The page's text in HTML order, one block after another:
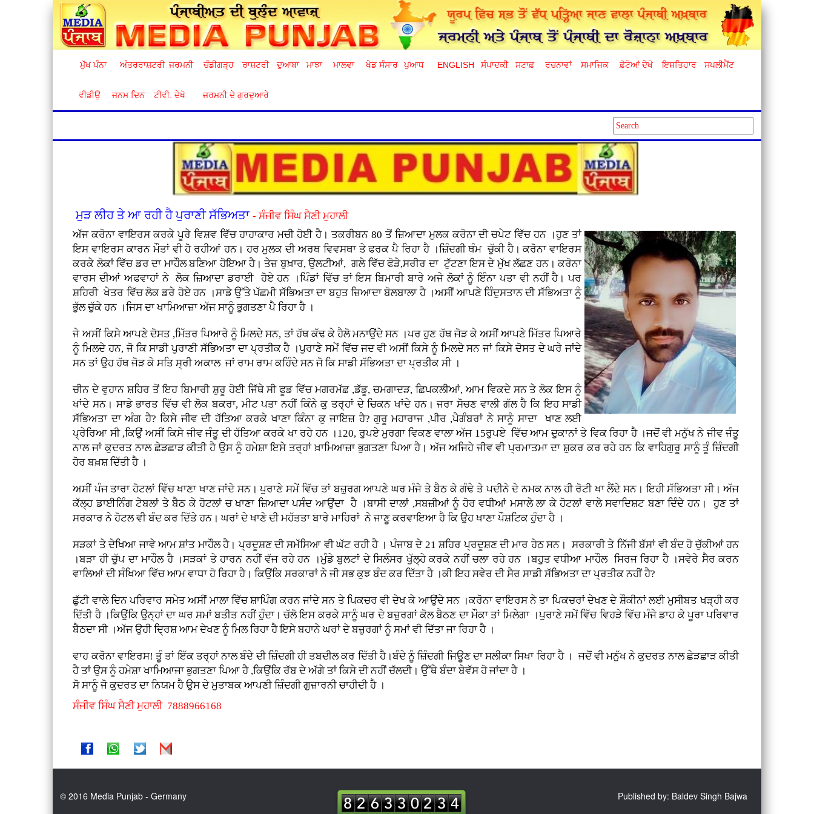
ਮੁੱਖ ਪੰਨਾ ਅੰਤਰਰਾਸ਼ਟਰੀ ਜਰਮਨੀ ਚੰਡੀਗੜ੍ਹ ਰਾਸ਼ਟਰੀ ਦੁਆਬਾ ਮਾਝਾ ਮਾਲਵਾ ਖੇਡ ਸੰਸਾਰ ਪੁਆਧ ENGLISH ਸੰਪਾਦਕੀ ਸਟਾਫ਼ ਰਚਨਾਵਾਂ ਸਮਾਜਿਕ ਫ਼ੋਟੋਆਂ ਦੇਖੋ ਇਸ਼ਤਿਹਾਰ ਸਪਲੀਮੈਂਟ
ਵੀਡੀਉ ਜਨਮ ਦਿਨ ਟੀਵੀ. ਦੇਖੋ ਜਰਮਨੀ ਦੇ ਗੁਰਦੁਆਰੇ
ਮੁੜ ਲੀਹ ਤੇ ਆ ਰਹੀ ਹੈ ਪੁਰਾਣੀ ਸੱਭਿਅਤਾ- ਸੰਜੀਵ ਸਿੰਘ ਸੈਣੀ ਮੁਹਾਲੀ
ਅੱਜ ਕਰੋਨਾ ਵਾਇਰਸ ਕਰਕੇ ਪੂਰੇ ਵਿਸ਼ਵ ਵਿੱਚ ਹਾਹਾਕਾਰ ਮਚੀ ਹੋਈ ਹੈ। ਤਕਰੀਬਨ 80 ਤੋਂ ਜ਼ਿਆਦਾ ਮੁਲਕ ਕਰੋਨਾ ਦੀ ਚਪੇਟ ਵਿੱਚ ਹਨ ।ਹੁਣ ਤਾਂ
ਇਸ ਵਾਇਰਸ ਕਾਰਨ ਮੌਤਾਂ ਵੀ ਹੋ ਰਹੀਆਂ ਹਨ। ਹਰ ਮੁਲਕ ਦੀ ਅਰਥ ਵਿਵਸਥਾ ਤੇ ਫਰਕ ਪੈ ਰਿਹਾ ਹੈ ।ਜ਼ਿੰਦਗੀ ਥੰਮ ਚੁੱਕੀ ਹੈ। ਕਰੋਨਾ ਵਾਇਰਸ
ਕਰਕੇ ਲੋਕਾਂ ਵਿੱਚ ਡਰ ਦਾ ਮਾਹੌਲ ਬਣਿਆ ਹੋਇਆ ਹੈ। ਤੇਜ਼ ਬੁਖ਼ਾਰ, ਉਲਟੀਆਂ, ਗਲੇ ਵਿੱਚ ਫੋੜੇ,ਸਰੀਰ ਦਾ ਟੁੱਟਣਾ ਇਸ ਦੇ ਮੁੱਖ ਲੱਛਣ ਹਨ। ਕਰੋਨਾ
ਵਾਰਸ ਦੀਆਂ ਅਫਵਾਹਾਂ ਨੇ ਲੋਕ ਜ਼ਿਆਦਾ ਡਰਾਈ ਹੋਏ ਹਨ ।ਪਿੰਡਾਂ ਵਿੱਚ ਤਾਂ ਇਸ ਬਿਮਾਰੀ ਬਾਰੇ ਅਜੇ ਲੋਕਾਂ ਨੂੰ ਇੰਨਾ ਪਤਾ ਵੀ ਨਹੀਂ ਹੈ। ਪਰ
ਸ਼ਹਿਰੀ ਖੇਤਰ ਵਿੱਚ ਲੋਕ ਡਰੇ ਹੋਏ ਹਨ ।ਸਾਡੇ ਉੱਤੇ ਪੱਛਮੀ ਸੱਭਿਅਤਾ ਦਾ ਬਹੁਤ ਜ਼ਿਆਦਾ ਬੋਲਬਾਲਾ ਹੈ ।ਅਸੀਂ ਆਪਣੇ ਹਿੰਦੁਸਤਾਨ ਦੀ ਸੱਭਿਅਤਾ ਨੂੰ
ਭੁੱਲ ਚੁੱਕੇ ਹਨ ।ਜਿਸ ਦਾ ਖਾਮਿਆਜ਼ਾ ਅੱਜ ਸਾਨੂੰ ਭੁਗਤਣਾ ਪੈ ਰਿਹਾ ਹੈ ।
ਜੇ ਅਸੀਂ ਕਿਸੇ ਆਪਣੇ ਦੋਸਤ ,ਮਿੱਤਰ ਪਿਆਰੇ ਨੂੰ ਮਿਲਦੇ ਸਨ, ਤਾਂ ਹੱਥ ਕੱਢ ਕੇ ਹੈਲੋ ਮਨਾਉਂਦੇ ਸਨ ।ਪਰ ਹੁਣ ਹੱਥ ਜੋੜ ਕੇ ਅਸੀਂ ਆਪਣੇ ਮਿੱਤਰ ਪਿਆਰੇ
ਨੂੰ ਮਿਲਦੇ ਹਨ, ਜੋ ਕਿ ਸਾਡੀ ਪੁਰਾਣੀ ਸੱਭਿਅਤਾ ਦਾ ਪ੍ਰਤੀਕ ਹੈ ।ਪੁਰਾਣੇ ਸਮੇਂ ਵਿੱਚ ਜਦ ਵੀ ਅਸੀਂ ਕਿਸੇ ਨੂੰ ਮਿਲਦੇ ਸਨ ਜਾਂ ਕਿਸੇ ਦੋਸਤ ਦੇ ਘਰੇ ਜਾਂਦੇ
ਸਨ ਤਾਂ ਉਹ ਹੱਥ ਜੋੜ ਕੇ ਸਤਿ ਸ੍ਰੀ ਅਕਾਲ ਜਾਂ ਰਾਮ ਰਾਮ ਕਹਿੰਦੇ ਸਨ ਜੋ ਕਿ ਸਾਡੀ ਸੱਭਿਅਤਾ ਦਾ ਪ੍ਰਤੀਕ ਸੀ ।
ਚੀਨ ਦੇ ਵੁਹਾਨ ਸ਼ਹਿਰ ਤੋਂ ਇਹ ਬਿਮਾਰੀ ਸ਼ੁਰੂ ਹੋਈ ਜਿੱਥੇ ਸੀ ਫੂਡ ਵਿੱਚ ਮਗਰਮੱਛ ,ਡੱਡੂ, ਚਮਗਾਦੜ, ਛਿਪਕਲੀਆਂ, ਆਮ ਵਿਕਦੇ ਸਨ ਤੇ ਲੋਕ ਇਸ ਨੂੰ
ਖਾਂਦੇ ਸਨ। ਸਾਡੇ ਭਾਰਤ ਵਿੱਚ ਵੀ ਲੋਕ ਬਕਰਾ, ਮੀਟ ਪਤਾ ਨਹੀਂ ਕਿੰਨੇ ਕੁ ਤਰ੍ਹਾਂ ਦੇ ਚਿਕਨ ਖਾਂਦੇ ਹਨ। ਜਰਾ ਸੋਚਣ ਵਾਲੀ ਗੱਲ ਹੈ ਕਿ ਇਹ ਸਾਡੀ
ਸੱਭਿਅਤਾ ਦਾ ਅੰਗ ਹੈ? ਕਿਸੇ ਜੀਵ ਦੀ ਹੱਤਿਆ ਕਰਕੇ ਖਾਣਾ ਕਿੰਨਾ ਕੁ ਜਾਇਜ਼ ਹੈ? ਗੁਰੂ ਮਹਾਰਾਜ ,ਪੀਰ ,ਪੈਗੰਬਰਾਂ ਨੇ ਸਾਨੂੰ ਸਾਦਾ ਖਾਣ ਲਈ
ਪ੍ਰੇਰਿਆ ਸੀ ,ਕਿਉਂ ਅਸੀਂ ਕਿਸੇ ਜੀਵ ਜੰਤੂ ਦੀ ਹੱਤਿਆ ਕਰਕੇ ਖਾ ਰਹੇ ਹਨ ।120, ਰੁਪਏ ਮੁਰਗਾ ਵਿਕਣ ਵਾਲਾ ਅੱਜ 15ਰੁਪਏ ਵਿੱਚ ਆਮ ਦੁਕਾਨਾਂ ਤੇ ਵਿਕ ਰਿਹਾ ਹੈ ।ਜਦੋਂ ਵੀ ਮਨੁੱਖ ਨੇ ਜੀਵ ਜੰਤੂ
ਨਾਲ ਜਾਂ ਕੁਦਰਤ ਨਾਲ ਛੇੜਛਾੜ ਕੀਤੀ ਹੈ ਉਸ ਨੂੰ ਹਮੇਸ਼ਾ ਇਸੇ ਤਰ੍ਹਾਂ ਖ਼ਾਮਿਆਜ਼ਾ ਭੁਗਤਣਾ ਪਿਆ ਹੈ। ਅੱਜ ਅਜਿਹੇ ਜੀਵ ਵੀ ਪ੍ਰਮਾਤਮਾ ਦਾ ਸ਼ੁਕਰ ਕਰ ਰਹੇ ਹਨ ਕਿ ਵਾਹਿਗੁਰੂ ਸਾਨੂੰ ਤੂੰ ਜ਼ਿੰਦਗੀ
ਹੋਰ ਬਖ਼ਸ਼ ਦਿੱਤੀ ਹੈ ।
ਅਸੀਂ ਪੰਜ ਤਾਰਾ ਹੋਟਲਾਂ ਵਿੱਚ ਖਾਣਾ ਖਾਣ ਜਾਂਦੇ ਸਨ। ਪੁਰਾਣੇ ਸਮੇਂ ਵਿੱਚ ਤਾਂ ਬਜ਼ੁਰਗ ਆਪਣੇ ਘਰ ਮੰਜੇ ਤੇ ਬੈਠ ਕੇ ਗੰਢੇ ਤੇ ਪਦੀਨੇ ਦੇ ਨਮਕ ਨਾਲ ਹੀ ਰੋਟੀ ਖਾ ਲੈਂਦੇ ਸਨ। ਇਹੀ ਸੱਭਿਅਤਾ ਸੀ। ਅੱਜ
ਕੱਲ੍ਹ ਡਾਈਨਿੰਗ ਟੇਬਲਾਂ ਤੇ ਬੈਠ ਕੇ ਹੋਟਲਾਂ ਚ ਖਾਣਾ ਜ਼ਿਆਦਾ ਪਸੰਦ ਆਉਂਦਾ ਹੈ ।ਬਾਸੀ ਦਾਲਾਂ ,ਸਬਜ਼ੀਆਂ ਨੂੰ ਹੋਰ ਵਧੀਆਂ ਮਸਾਲੇ ਲਾ ਕੇ ਹੋਟਲਾਂ ਵਾਲੇ ਸਵਾਦਿਸ਼ਟ ਬਣਾ ਦਿੰਦੇ ਹਨ। ਹੁਣ ਤਾਂ
ਸਰਕਾਰ ਨੇ ਹੋਟਲ ਵੀ ਬੰਦ ਕਰ ਦਿੱਤੇ ਹਨ। ਘਰਾਂ ਦੇ ਖਾਣੇ ਦੀ ਮਹੱਤਤਾ ਬਾਰੇ ਮਾਹਿਰਾਂ ਨੇ ਜਾਣੂ ਕਰਵਾਇਆ ਹੈ ਕਿ ਉਹ ਖਾਣਾ ਪੌਸ਼ਟਿਕ ਹੁੰਦਾ ਹੈ ।
ਸੜਕਾਂ ਤੇ ਦੇਖਿਆ ਜਾਵੇ ਆਮ ਸ਼ਾਂਤ ਮਾਹੌਲ ਹੈ। ਪ੍ਰਦੂਸ਼ਣ ਦੀ ਸਮੱਸਿਆ ਵੀ ਘੱਟ ਰਹੀ ਹੈ । ਪੰਜਾਬ ਦੇ 21 ਸ਼ਹਿਰ ਪ੍ਰਦੂਸ਼ਣ ਦੀ ਮਾਰ ਹੇਠ ਸਨ। ਸਰਕਾਰੀ ਤੇ ਨਿੱਜੀ ਬੱਸਾਂ ਵੀ ਬੰਦ ਹੋ ਚੁੱਕੀਆਂ ਹਨ
।ਬੜਾ ਹੀ ਚੁੱਪ ਦਾ ਮਾਹੌਲ ਹੈ ।ਸੜਕਾਂ ਤੇ ਹਾਰਨ ਨਹੀਂ ਵੱਜ ਰਹੇ ਹਨ ।ਮੁੰਡੇ ਬੁਲਟਾਂ ਦੇ ਸਿਲੰਸਰ ਖੁੱਲ੍ਹੇ ਕਰਕੇ ਨਹੀਂ ਚਲਾ ਰਹੇ ਹਨ ।ਬਹੁਤ ਵਧੀਆ ਮਾਹੌਲ ਸਿਰਜ ਰਿਹਾ ਹੈ ।ਸਵੇਰੇ ਸੈਰ ਕਰਨ
ਵਾਲਿਆਂ ਦੀ ਸੰਖਿਆ ਵਿੱਚ ਆਮ ਵਾਧਾ ਹੋ ਰਿਹਾ ਹੈ। ਕਿਉਂਕਿ ਸਰਕਾਰਾਂ ਨੇ ਜੀ ਸਭ ਕੁਝ ਬੰਦ ਕਰ ਦਿੱਤਾ ਹੈ ।ਕੀ ਇਹ ਸਵੇਰ ਦੀ ਸੈਰ ਸਾਡੀ ਸੱਭਿਅਤਾ ਦਾ ਪ੍ਰਤੀਕ ਨਹੀਂ ਹੈ?
ਛੁੱਟੀ ਵਾਲੇ ਦਿਨ ਪਰਿਵਾਰ ਸਮੇਤ ਅਸੀਂ ਮਾਲਾ ਵਿੱਚ ਸ਼ਾਪਿੰਗ ਕਰਨ ਜਾਂਦੇ ਸਨ ਤੇ ਪਿਕਚਰ ਵੀ ਦੇਖ ਕੇ ਆਉਂਦੇ ਸਨ ।ਕਰੋਨਾ ਵਾਇਰਸ ਨੇ ਤਾ ਪਿਕਚਰਾਂ ਦੇਖਣ ਦੇ ਸ਼ੌਕੀਨਾਂ ਲਈ ਮੁਸੀਬਤ ਖੜ੍ਹੀ ਕਰ
ਦਿੱਤੀ ਹੈ ।ਕਿਉਂਕਿ ਉਨ੍ਹਾਂ ਦਾ ਘਰ ਸਮਾਂ ਬਤੀਤ ਨਹੀਂ ਹੁੰਦਾ। ਚੱਲੋ ਇਸ ਕਰਕੇ ਸਾਨੂੰ ਘਰ ਦੇ ਬਜ਼ੁਰਗਾਂ ਕੋਲ ਬੈਠਣ ਦਾ ਮੌਕਾ ਤਾਂ ਮਿਲੇਗਾ ।ਪੁਰਾਣੇ ਸਮੇਂ ਵਿੱਚ ਵਿਹੜੇ ਵਿੱਚ ਮੰਜੇ ਡਾਹ ਕੇ ਪੂਰਾ ਪਰਿਵਾਰ
ਬੈਠਦਾ ਸੀ ।ਅੱਜ ਉਹੀ ਦ੍ਰਿਸ਼ ਆਮ ਦੇਖਣ ਨੂੰ ਮਿਲ ਰਿਹਾ ਹੈ ਇਸੇ ਬਹਾਨੇ ਘਰਾਂ ਦੇ ਬਜ਼ੁਰਗਾਂ ਨੂੰ ਸਮਾਂ ਵੀ ਦਿੱਤਾ ਜਾ ਰਿਹਾ ਹੈ ।
ਵਾਹ ਕਰੋਨਾ ਵਾਇਰਸ! ਤੂੰ ਤਾਂ ਇੱਕ ਤਰ੍ਹਾਂ ਨਾਲ ਬੰਦੇ ਦੀ ਜ਼ਿੰਦਗੀ ਹੀ ਤਬਦੀਲ ਕਰ ਦਿੱਤੀ ਹੈ।ਬੰਦੇ ਨੂੰ ਜ਼ਿੰਦਗੀ ਜਿਊਣ ਦਾ ਸਲੀਕਾ ਸਿਖਾ ਰਿਹਾ ਹੈ । ਜਦੋਂ ਵੀ ਮਨੁੱਖ ਨੇ ਕੁਦਰਤ ਨਾਲ ਛੇੜਛਾੜ ਕੀਤੀ
ਹੈ ਤਾਂ ਉਸ ਨੂੰ ਹਮੇਸ਼ਾ ਖਾਮਿਆਜਾ ਭੁਗਤਣਾ ਪਿਆ ਹੈ ,ਕਿਉਂਕਿ ਰੱਬ ਦੇ ਅੱਗੇ ਤਾਂ ਕਿਸੇ ਦੀ ਨਹੀਂ ਚੱਲਦੀ। ਉੱਥੇ ਬੰਦਾ ਬੇਵੱਸ ਹੋ ਜਾਂਦਾ ਹੈ ।
ਸੋ ਸਾਨੂੰ ਜੋ ਕੁਦਰਤ ਦਾ ਨਿਯਮ ਹੈ ਉਸ ਦੇ ਮੁਤਾਬਕ ਆਪਣੀ ਜ਼ਿੰਦਗੀ ਗੁਜ਼ਾਰਨੀ ਚਾਹੀਦੀ ਹੈ ।
ਸੰਜੀਵ ਸਿੰਘ ਸੈਣੀ ਮੁਹਾਲੀ 7888966168
© 2016 Media Punjab - Germany Published by: Baldev Singh Bajwa